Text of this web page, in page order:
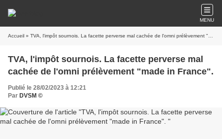
MENU
Accueil » TVA, l'impôt sournois. La facette perverse mal cachée de l'omni prélèvement "made in France".
TVA, l'impôt sournois. La facette perverse mal
cachée de l'omni prélèvement "made in France".
Publié le 28/02/2023 à 12:21
Par DVSM ©